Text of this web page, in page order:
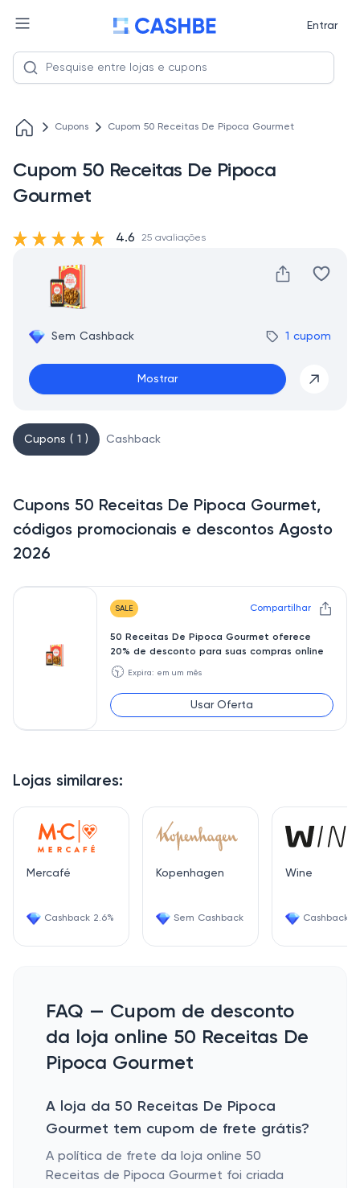
Entrar
Cupons Cupom 50 Receitas De Pipoca Gourmet
Cupom 50 Receitas De Pipoca
Gourmet
Sem Cashback 1 cupom
Mostrar
4.6 25 avaliações
Lojas similares:
Mercafé
Cashback 2.6%
Kopenhagen
Sem Cashback
Wine
Cashback
Cupons ( 1 ) Cashback
Cupons 50 Receitas De Pipoca Gourmet,
códigos promocionais e descontos Agosto
2026
SALE Compartilhar
50 Receitas De Pipoca Gourmet oferece
20% de desconto para suas compras online
🕥 Expira: em um mês
Usar Oferta
FAQ — Cupom de desconto
da loja online 50 Receitas De
Pipoca Gourmet
A loja da 50 Receitas De Pipoca
Gourmet tem cupom de frete grátis?
A política de frete da loja online 50
Receitas de Pipoca Gourmet foi criada